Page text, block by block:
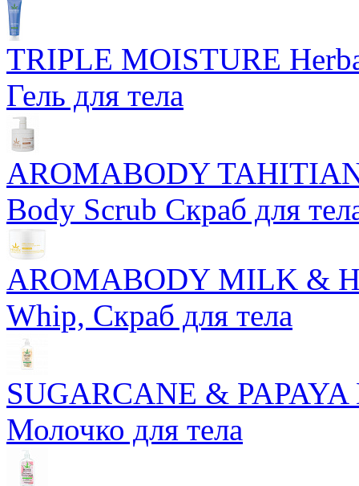
TRIPLE MOISTURE
Гель для тела
AROMABODY
Body Scrub Скраб для
AROMABODY MILK &
Whip, Скраб для тела
SUGARCANE &
Молочко для тела